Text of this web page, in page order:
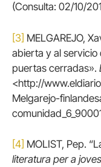
(Consulta: 02/10/
[3] MELGAREJO,
abierta y al servicio
puertas cerradas».
<http://
Melgarejo-
[4] MOLIST, Pep.
literatura per a